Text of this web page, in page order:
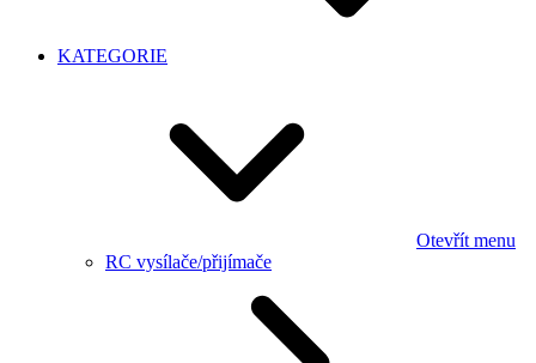
KATEGORIE
Otevřít menu
RC vysílače/přijímače